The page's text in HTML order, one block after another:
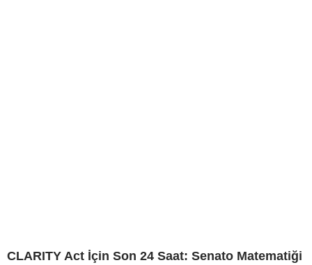
CLARITY Act İçin Son 24 Saat: Senato Matematiği